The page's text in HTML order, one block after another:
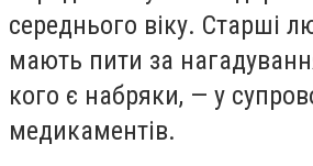
середнього віку. Старші
мають пити за
кого є набряки, — у
медикаментів.